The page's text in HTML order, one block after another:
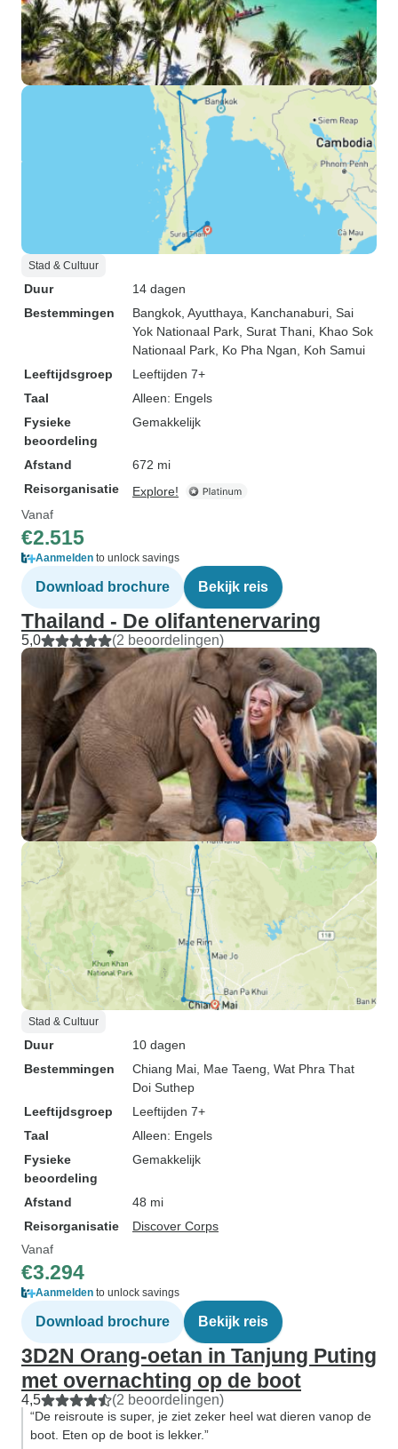
Stad & Cultuur
Duur
14 dagen
Bestemmingen
Bangkok , Ayutthaya , Kanchanaburi , Sai
Yok Nationaal Park , Surat Thani , Khao Sok
Nationaal Park , Ko Pha Ngan , Koh Samui
Leeftijdsgroep
Leeftijden 7+
Taal
Alleen: Engels
Fysieke
beoordeling
Gemakkelijk
Afstand
672 mi
Reisorganisatie
Explore!
Vanaf
€2.515
Aanmelden to unlock savings
Download brochure Bekijk reis
Thailand - De olifantenervaring
5,0 (2 beoordelingen)
Stad & Cultuur
Duur
10 dagen
Bestemmingen
Chiang Mai , Mae Taeng , Wat Phra That
Doi Suthep
Leeftijdsgroep
Leeftijden 7+
Taal
Alleen: Engels
Fysieke
beoordeling
Gemakkelijk
Afstand
48 mi
Reisorganisatie
Discover Corps
Vanaf
€3.294
Aanmelden to unlock savings
Download brochure Bekijk reis
3D2N Orang-oetan in Tanjung Puting
met overnachting op de boot
4,5 (2 beoordelingen)
“De reisroute is super, je ziet zeker heel wat dieren vanop de
boot. Eten op de boot is lekker.”